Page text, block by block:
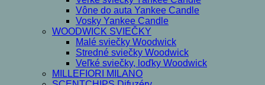
Vône do auta Yankee Candle
Vosky Yankee Candle
WOODWICK SVIEČKY
Malé sviečky Woodwick
Stredné sviečky Woodwick
Veľké sviečky, loďky Woodwick
MILLEFIORI MILANO